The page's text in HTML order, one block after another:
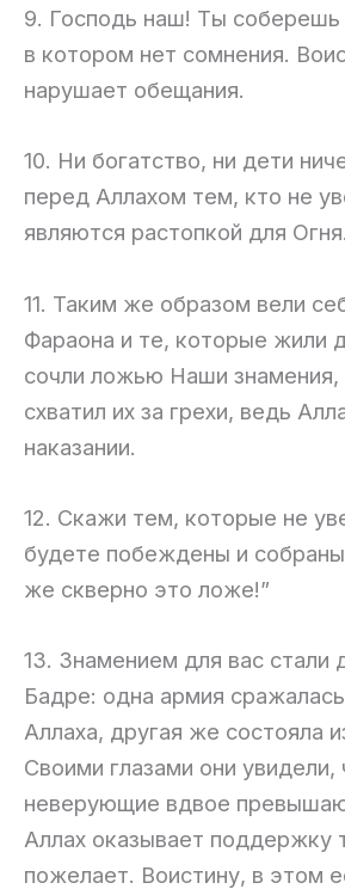
9. Господь наш! Ты
в котором нет сомнения.
нарушает обещания.
10. Ни богатство, ни дети
перед Аллахом тем, кто не
являются растопкой для Огня.
11. Таким же образом вели
Фараона и те, которые жили
сочли ложью Наши знамения,
схватил их за грехи, ведь
наказании.
12. Скажи тем, которые не
будете побеждены и
же скверно это ложе!”
13. Знамением для вас стали
Бадре: одна армия
Аллаха, другая же состояла
Своими глазами они увидели,
неверующие вдвое
Аллах оказывает поддержку
пожелает. Воистину, в этом